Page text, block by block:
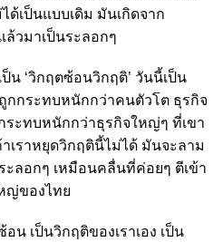
ด้เป็นแบบเดิม มันเกิดจาก
วมาเป็นระลอกๆ
ป็น ‘วิกฤตซ้อนวิกฤติ’ วันนี้เป็น
กกระทบหนักกว่าคนตัวโต ธุรกิจ
ระทบหนักกว่าธุรกิจใหญ่ๆ ที่เขา
เราหยุดวิกฤตินี้ไม่ได้ มันจะลาม
ะลอกๆ เหมือนคลื่นที่ค่อยๆ ตีเข้า
ญ่ของไทย
น เป็นวิกฤติของเราเอง เป็น